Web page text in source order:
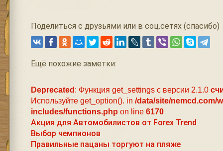
Поделиться с друзьями или в соц.сетях (спасибо)
Ещё похожие заметки:
Deprecated : Функция get_settings с версии 2.1.0
Используйте get_option(). in /data/site/nemcd.com/
includes/functions.php on line 6170
Акция для Автомобилистов от Forex Trend
Выбор чемпионов
Правильные пацаны торгуют на пляже